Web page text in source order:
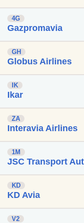
4G
Gazpromavia
GH
Globus Airlines
IK
Ikar
ZA
Interavia Airlines
1M
JSC Transport
KD
KD Avia
V2